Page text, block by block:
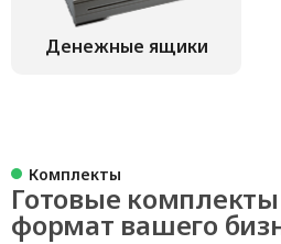
Денежные ящики
Комплекты
Готовые
формат вашего